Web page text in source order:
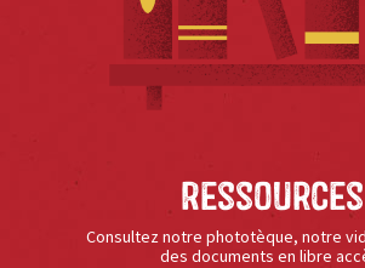
Ressources
Consultez notre phototèque, notre
des documents en libre